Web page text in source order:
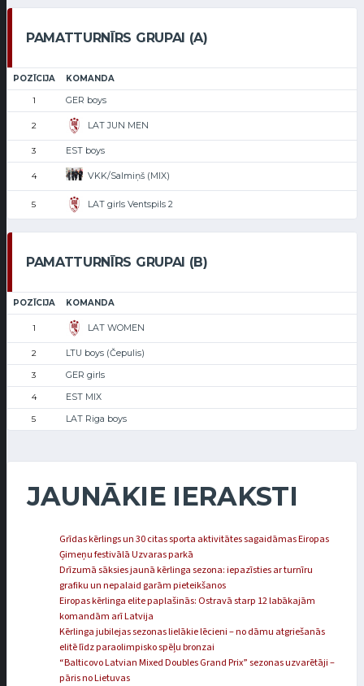
PAMATTURNĪRS GRUPAI (A)
POZĪCIJA KOMANDA
1 GER boys
2 LAT JUN MEN
3 EST boys
4 VKK/Salmiņš (MIX)
5 LAT girls Ventspils 2
PAMATTURNĪRS GRUPAI (B)
POZĪCIJA KOMANDA
1 LAT WOMEN
2 LTU boys (Čepulis)
3 GER girls
4 EST MIX
5 LAT Riga boys
JAUNĀKIE IERAKSTI
Grīdas kērlings un 30 citas sporta aktivitātes sagaidāmas Eiropas
Ģimeņu festivālā Uzvaras parkā
Drīzumā sāksies jaunā kērlinga sezona: iepazīsties ar turnīru
grafiku un nepalaid garām pieteikšanos
Eiropas kērlinga elite paplašinās: Ostravā starp 12 labākajām
komandām arī Latvija
Kērlinga jubilejas sezonas lielākie lēcieni – no dāmu atgriešanās
elitē līdz paraolimpisko spēļu bronzai
“Balticovo Latvian Mixed Doubles Grand Prix” sezonas uzvarētāji –
pāris no Lietuvas